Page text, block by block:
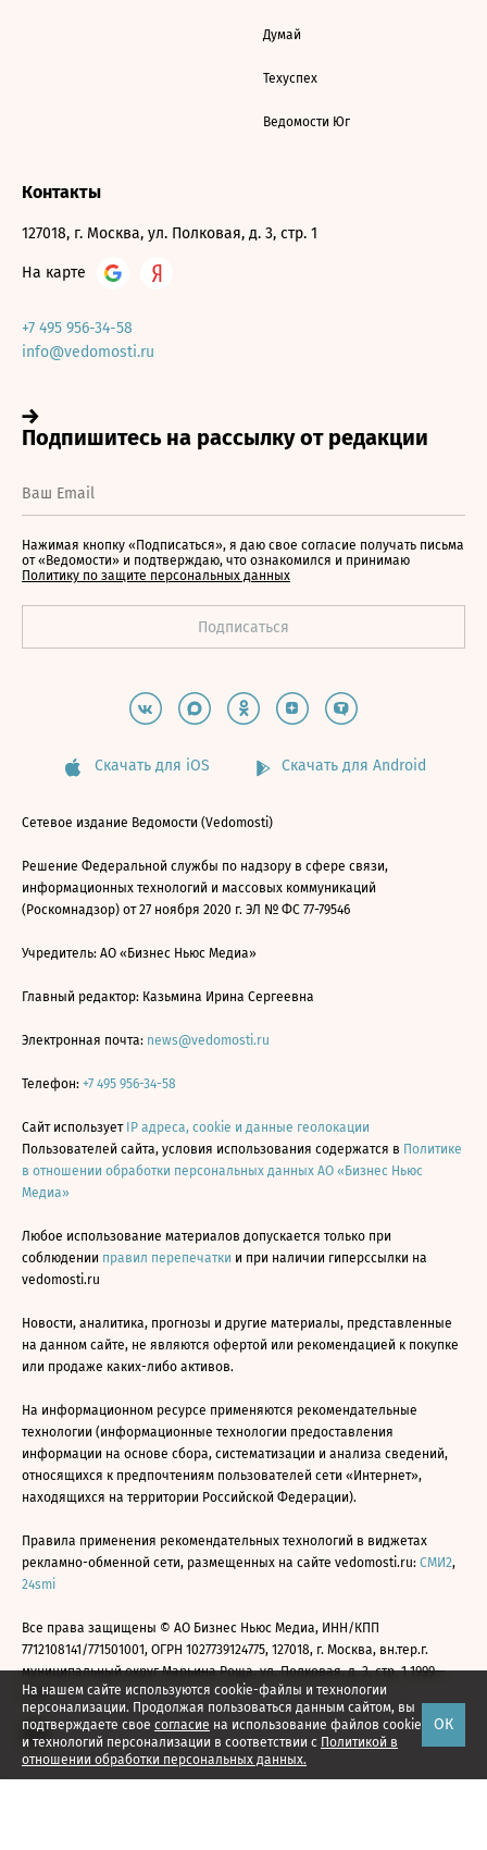
На нашем сайте используются cookie-файлы и технологии
персонализации. Продолжая пользоваться данным сайтом, вы
подтверждаете свое согласие на использование файлов cookie
и технологий персонализации в соответствии с Политикой в
отношении обработки персональных данных.
ОК
Думай
Техуспех
Ведомости Юг
Контакты
127018, г. Москва, ул. Полковая, д. 3, стр. 1
На карте
+7 495 956-34-58
info@vedomosti.ru
Нажимая кнопку «Подписаться», я даю свое согласие получать письма
от «Ведомости» и подтверждаю, что ознакомился и принимаю
Политику по защите персональных данных
Скачать для iOS Скачать для Android
Сетевое издание Ведомости (Vedomosti)
Решение Федеральной службы по надзору в сфере связи,
информационных технологий и массовых коммуникаций
(Роскомнадзор) от 27 ноября 2020 г. ЭЛ № ФС 77-79546
Учредитель: АО «Бизнес Ньюс Медиа»
Главный редактор: Казьмина Ирина Сергеевна
Электронная почта: news@vedomosti.ru
Телефон: +7 495 956-34-58
Сайт использует IP адреса, cookie и данные геолокации
Пользователей сайта, условия использования содержатся в Политике
в отношении обработки персональных данных АО «Бизнес Ньюс
Медиа»
Любое использование материалов допускается только при
соблюдении правил перепечатки и при наличии гиперссылки на
vedomosti.ru
Новости, аналитика, прогнозы и другие материалы, представленные
на данном сайте, не являются офертой или рекомендацией к покупке
или продаже каких-либо активов.
На информационном ресурсе применяются рекомендательные
технологии (информационные технологии предоставления
информации на основе сбора, систематизации и анализа сведений,
относящихся к предпочтениям пользователей сети «Интернет»,
находящихся на территории Российской Федерации).
Правила применения рекомендательных технологий в виджетах
рекламно-обменной сети, размещенных на сайте vedomosti.ru: СМИ2,
24smi
Все права защищены © АО Бизнес Ньюс Медиа, ИНН/КПП
7712108141/771501001, ОГРН 1027739124775, 127018, г. Москва, вн.тер.г.
муниципальный округ Марьина Роща, ул. Полковая, д. 3, стр. 1 1999—
2026